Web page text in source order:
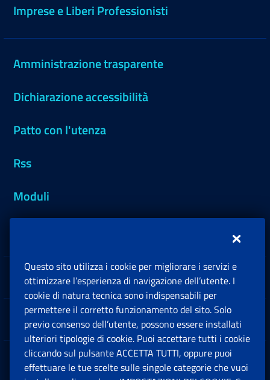
Imprese e Liberi Professionisti
Amministrazione trasparente
Dichiarazione accessibilità
Patto con l'utenza
Rss
Moduli
Sedi e Contatti
Software
Note Legali
Questo sito utilizza i cookie per migliorare i servizi e
ottimizzare l’esperienza di navigazione dell’utente. I
cookie di natura tecnica sono indispensabili per
permettere il corretto funzionamento del sito. Solo
previo consenso dell’utente, possono essere installati
ulteriori tipologie di cookie. Puoi accettare tutti i cookie
cliccando sul pulsante ACCETTA TUTTI, oppure puoi
effettuare le tue scelte sulle singole categorie che vuoi